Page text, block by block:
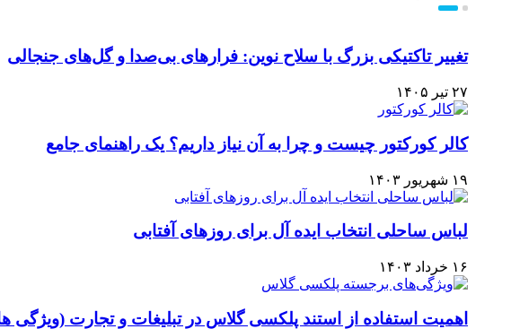
تغییر تاکتیکی بزرگ با سلاح نوین: فرارهای بی‌صدا و گل‌های جنجالی
۲۷ تیر ۱۴۰۵
کالر کورکتور چیست و چرا به آن نیاز داریم؟ یک راهنمای جامع
۱۹ شهریور ۱۴۰۳
لباس ساحلی انتخاب ایده آل برای روزهای آفتابی
۱۶ خرداد ۱۴۰۳
اهمیت استفاده از استند پلکسی گلاس در تبلیغات و تجارت (ویژگی